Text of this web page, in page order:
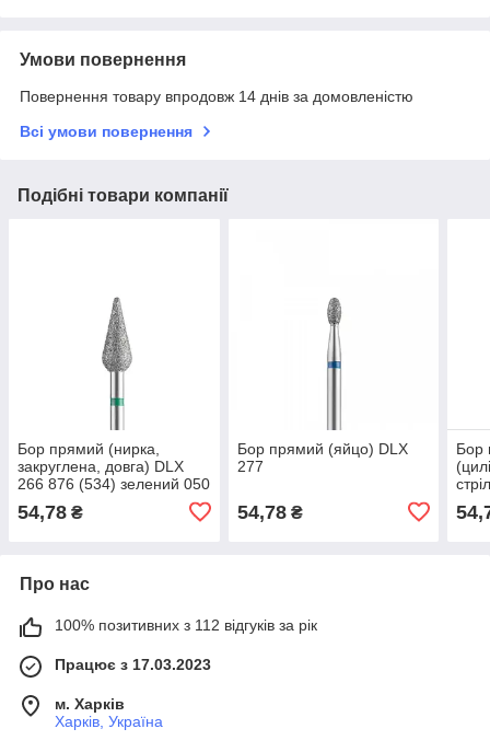
Умови повернення
Повернення товару впродовж 14 днів за домовленістю
Всі умови повернення
Подібні товари компанії
Бор прямий (нирка,
закруглена, довга) DLX
266 876 (534) зелений 050
54,78 ₴
Бор прямий (яйцо) DLX
277
54,78₴
Бор
Про нас
100% позитивних з 112 відгуків за рік
Працює з 17.03.2023
м. Харків
Харків, Україна